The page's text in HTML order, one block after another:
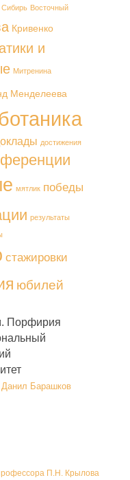
Сибирь Восточный
Кривенко
и
Митренина
Менделеева
достижения
мятлик победы
результаты
стажировки
юбилей
Порфирия
Данил Барашков
П.Н. Крылова